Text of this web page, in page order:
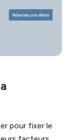
pour fixer le